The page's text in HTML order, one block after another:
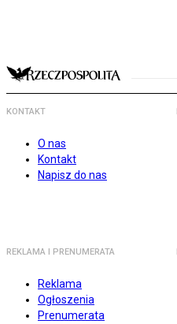
KONTAKT
O nas
Kontakt
Napisz do nas
REKLAMA I PRENUMERATA
Reklama
Ogłoszenia
Prenumerata